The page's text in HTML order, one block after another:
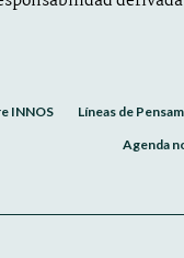
INNOS Líneas de
Agenda